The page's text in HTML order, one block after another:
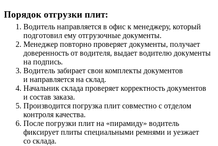
Порядок отгрузки плит:
Водитель направляется в офис к менеджеру, который
подготовил ему отгрузочные документы.
Менеджер повторно проверяет документы, получает
доверенность от водителя, выдает водителю документы
на подпись.
Водитель забирает свои комплекты документов
и направляется на склад.
Начальник склада проверяет корректность документов
и состав заказа.
Производится погрузка плит совместно с отделом
контроля качества.
После погрузки плит на «пирамиду» водитель
фиксирует плиты специальными ремнями и уезжает
со склада.